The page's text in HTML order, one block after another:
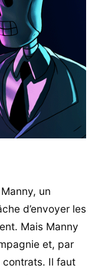
un
d’envoyer les
Mais Manny
et, par
contrats. Il faut